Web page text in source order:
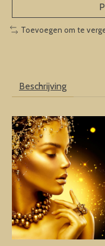
Toevoegen om te
Beschrijving